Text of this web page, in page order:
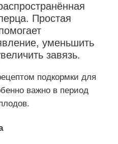
Простая
уменьшить
завязь.
подкормки для
важно в период